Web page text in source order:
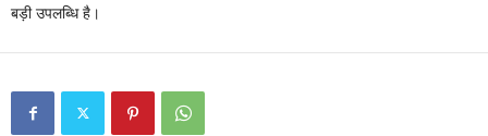
बड़ी उपलब्धि है।